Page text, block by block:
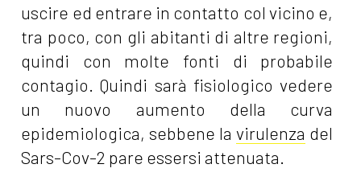
uscire ed entrare in contatto col vicino e,
tra poco, con gli abitanti di altre regioni,
quindi con molte fonti di probabile
contagio. Quindi sarà fisiologico vedere
un nuovo aumento della curva
epidemiologica, sebbene lavirulenza del
Sars-Cov-2 pare essersi attenuata.